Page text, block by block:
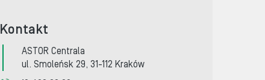
Kontakt
ASTOR Centrala
ul. Smoleńsk 29, 31-112 Kraków